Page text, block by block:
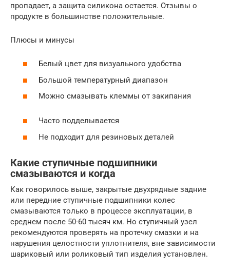
пропадает, а защита силикона остается. Отзывы о
продукте в большинстве положительные.
Плюсы и минусы
Белый цвет для визуального удобства
Большой температурный диапазон
Можно смазывать клеммы от закипания
Часто подделывается
Не подходит для резиновых деталей
Какие ступичные подшипники
смазываются и когда
Как говорилось выше, закрытые двухрядные задние
или передние ступичные подшипники колес
смазываются только в процессе эксплуатации, в
среднем после 50-60 тысяч км. Но ступичный узел
рекомендуются проверять на протечку смазки и на
нарушения целостности уплотнителя, вне зависимости
шариковый или роликовый тип изделия установлен.